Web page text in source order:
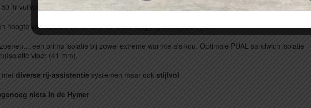
ltr vuilwatertank bevinden zich in de (verwarmde) dubbele vloer.
hoogte van 123 cm (x110 cm) en biedt toegang aan beide zijden.
een prima isolatie bij zowel extreme warmte als kou. Optimale PUAL sandwich isolatie
vloer (41 mm),
diverse rij-assistentie systemen maar ook stijlvol
niets in de Hymer